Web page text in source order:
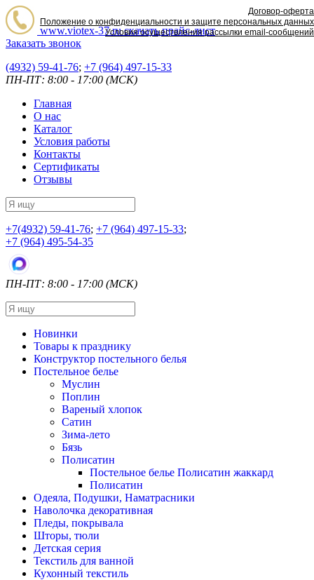
www.viotex-37.ruскачать прайс-лист
Заказать звонок
(4932) 59-41-76; +7 (964) 497-15-33
ПН-ПТ: 8:00 - 17:00 (МСК)
Главная
О нас
Каталог
Условия работы
Контакты
Сертификаты
Отзывы
+7(4932) 59-41-76; +7 (964) 497-15-33;
+7 (964) 495-54-35
ПН-ПТ: 8:00 - 17:00 (МСК)
Новинки
Товары к празднику
Конструктор постельного белья
Постельное белье
Муслин
Поплин
Вареный хлопок
Сатин
Зима-лето
Бязь
Полисатин
Постельное белье Полисатин жаккард
Полисатин
Одеяла, Подушки, Наматрасники
Наволочка декоративная
Пледы, покрывала
Шторы, тюли
Детская серия
Текстиль для ванной
Кухонный текстиль
Договор-оферта
Положение о конфиденциальности и защите персональных данных
Условия осуществления рассылки email-сообщений